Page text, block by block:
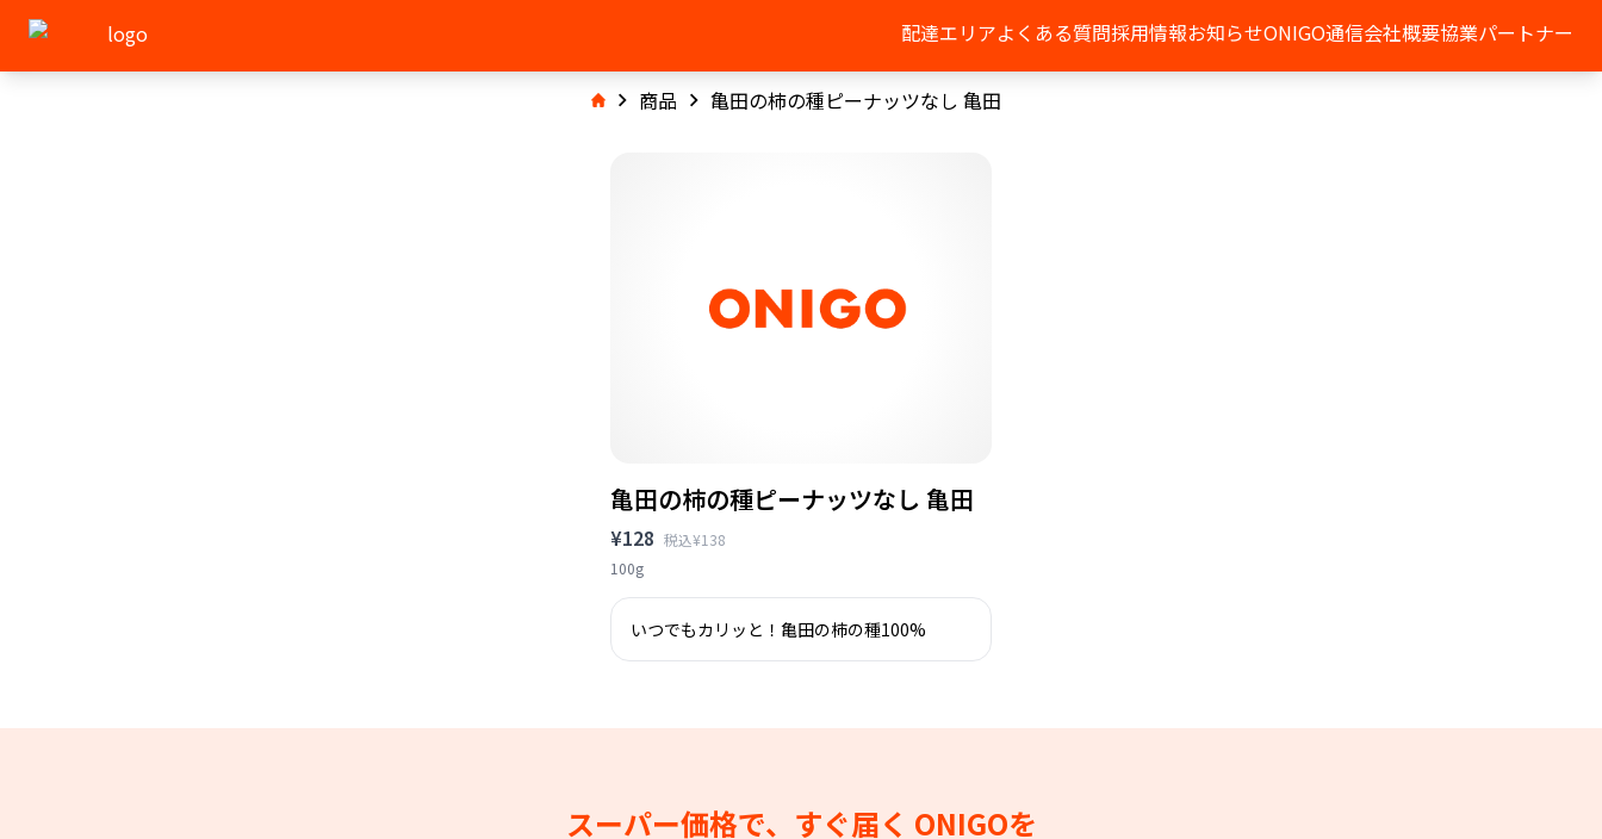
配達エリアよくある質問採用情報お知らせONIGO通信会社概要協業パートナー
商品 亀田の柿の種ピーナッツなし 亀田
亀田の柿の種ピーナッツなし 亀田
¥128 税込¥138
100g
いつでもカリッと！亀田の柿の種100%
スーパー価格で、すぐ届く ONIGOを